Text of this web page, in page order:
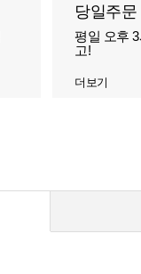
당일주
평일 오후
고!
더보기